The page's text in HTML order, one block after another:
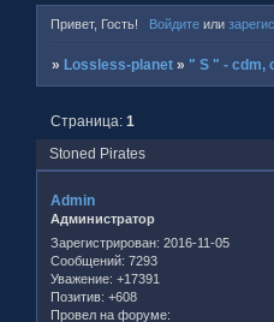
Привет, Гость! Войдитеили
» Lossless-planet » " S " - cdm,
Stoned Pirates
Страница:1
Admin
Администратор
Зарегистрирован: 2016-11-05
Сообщений: 7293
Уважение: +17391
Позитив: +608
Провел на форуме: